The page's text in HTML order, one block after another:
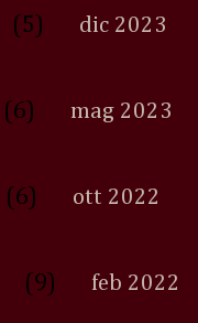
(5) dic 2023
(6) mag 2023
(6) ott 2022
(9) feb 2022